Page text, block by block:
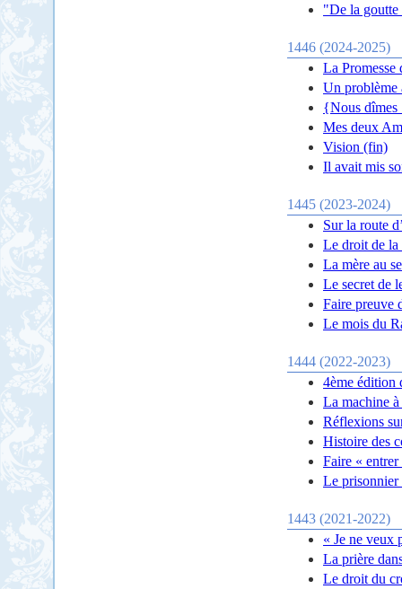
"De la goutte
1446 (2024-2025)
La Promesse
Un problème
{Nous dîmes
Mes deux
Vision (fin)
Il avait mis
1445 (2023-2024)
Sur la route
Le droit de la
La mère au
Le secret de
Faire preuve
Le mois du
1444 (2022-2023)
4ème édition
La machine
Réflexions
Histoire des
Faire «
Le prisonnier
1443 (2021-2022)
« Je ne veux
La prière
Le droit du